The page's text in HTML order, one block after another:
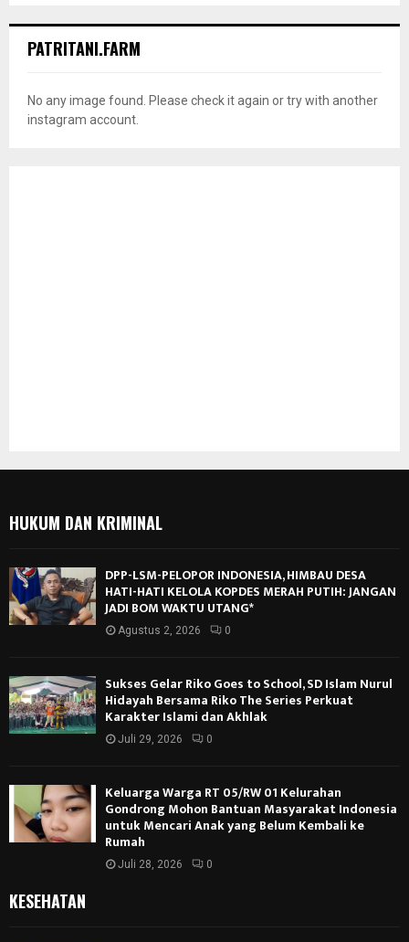
PATRITANI.FARM
No any image found. Please check it again or try with another
instagram account.
HUKUM DAN KRIMINAL
DPP-LSM-PELOPOR INDONESIA, HIMBAU DESA
HATI-HATI KELOLA KOPDES MERAH PUTIH: JANGAN
JADI BOM WAKTU UTANG*
Agustus 2, 2026 0
Sukses Gelar Riko Goes to School, SD Islam Nurul
Hidayah Bersama Riko The Series Perkuat
Karakter Islami dan Akhlak
Juli 29, 2026 0
Keluarga Warga RT 05/RW 01 Kelurahan
Gondrong Mohon Bantuan Masyarakat Indonesia
untuk Mencari Anak yang Belum Kembali ke
Rumah
Juli 28, 2026 0
KESEHATAN